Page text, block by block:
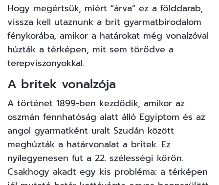
Hogy megértsük, miért “árva” ez a földdarab,
vissza kell utaznunk a brit gyarmatbirodalom
fénykorába, amikor a határokat még vonalzóval
húzták a térképen, mit sem törődve a
terepviszonyokkal.
A britek vonalzója
A történet 1899-ben kezdődik, amikor az
oszmán fennhatóság alatt álló Egyiptom és az
angol gyarmatként uralt Szudán között
meghúzták a határvonalat a britek. Ez
nyílegyenesen fut a 22. szélességi körön.
Csakhogy akadt egy kis probléma: a térképen